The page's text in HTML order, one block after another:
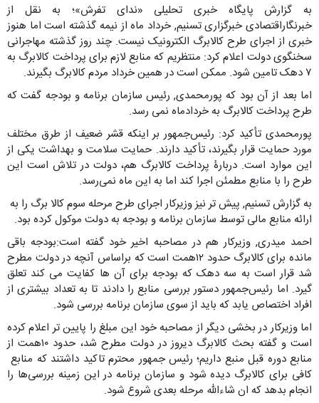
به گزارش پایگاه خبری تحلیلی «ندای تفرش»؛ به نقل از
خبرنگاراقتصادی خبرگزاری تسنیم, خرداد ماه از نیمه گذشته است اما هنوز
خبری از اجرای طرح کالابرگ الکترونیک نیست. چند روز گذشته مهاجرانی
سخنگوی دولت اعلام کرد: منتظریم که منابع لازم برای پرداخت کالابرگ به
۷ دهک تامین شود. ممکن است در همین خرداد مردم کالابرگ بگیرند.
اما بعد از آن بود که پورمحمدی, رئیس سازمان برنامه و بودجه گفت که
طرح پرداخت کالابرگ به خردادماه نمی رسد.
پورمحمدی تأکید کرد: رئیس‌جمهور بر اینکه قشر ضعیف از طرق مختلف
مورد حمایت قرار بگیرند، تأکید دارند. حمایت سلامت و بهداشت یکی از
این موارد است. دربارۀ پرداخت کالابرگ هم، دولت در تلاش است این
طرح را با منابع مطمئن اجرا کند اما به این ماه نمی‌رسد.
به گزارش تسنیم, پیش تر نیز وزیرکار اجرای طرح مرحله سوم کالا برگ را به
ارائه منابع مالی توسط سازمان برنامه و بودجه به دولت موکول کرده بود.
احمد میدری, وزیرکار هم در مصاحبه اخیر خود گفته است:بودجه باقی
مانده برای کالابرگ حدود ۱۲همت است که براساس آنچه در دولت مطرح
شد قرار است به سه دهک که بودجه برای آن ها کفایت می کند تعلق
گیرد. اما رئیس‌جمهور دستور بررسی منابع را دادند تا به تعداد بیشتری از
افراد اختصاص یابد که باید از سوی سازمان برنامه بررسی شود.
اما وزیرکار در بخشی دیگر از مصاحبه خود این مبلغ را پایین تر اعلام کرده
است و گفته بحث کالابرگ دیروز در دولت مطرح شد، حدود ۱۰همت از
منابع دوره قبل منبع داریم؛ رئیس جمهور محترم تاکید داشتند که منابع
کافی برای کالابرگ دیده شود و سازمان برنامه در این زمینه بررسی‌ها را
انجام بدهد که ان شاءالله مرحله بعدی شروع شود.